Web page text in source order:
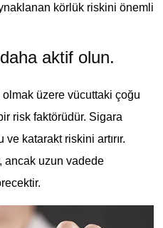
körlük riskini önemli
aktif olun.
üzere vücuttaki çoğu
risk faktörüdür. Sigara
katarakt riskini artırır.
ancak uzun vadede